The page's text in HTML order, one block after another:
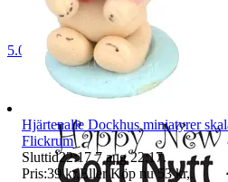
5.0
Hjärtenalle Dockhus miniatyrer
Flickrum
Sluttid22:17 7 aug 22:17.
Pris:39 kr,Eller Köp nu 53 kr,.